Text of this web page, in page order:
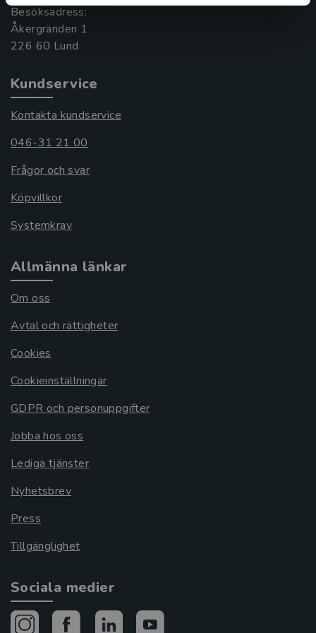
Besöksadress:
Åkergränden 1
Kundservice
Kontakta kundservice
046-31 21 00
Frågor och svar
Köpvillkor
Systemkrav
Allmänna länkar
Om oss
Avtal och rättigheter
Cookies
Cookieinställningar
GDPR och personuppgifter
Jobba hos oss
Lediga tjänster
Nyhetsbrev
Press
Tillgänglighet
Sociala medier